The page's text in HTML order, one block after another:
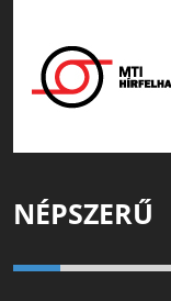
NÉPSZERŰ